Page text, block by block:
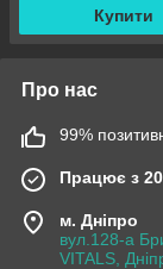
Купити
Про нас
99%
Працює з
м. Дніпро
вул.128-а
VITALS,